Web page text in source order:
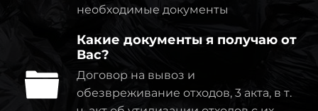
необходимые документы
Какие документы я получаю от
Вас?
Договор на вывоз и
обезвреживание отходов, 3 акта, в т.